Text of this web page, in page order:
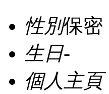
性別保密
生日-
個人主頁